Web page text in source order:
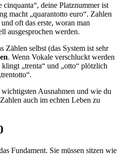
cinquanta“, deine Platznummer ist
macht „quarantotto euro“. Zahlen
oft das erste, woran man
ausgesprochen werden.
Zählen selbst (das System ist sehr
. Wenn Vokale verschluckt werden
„trenta“ und „otto“ plötzlich
Ausnahmen und wie du
auch im echten Leben zu
Fundament. Sie müssen sitzen wie